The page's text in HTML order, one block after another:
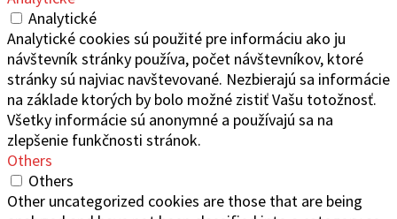
Analytické
Analytické cookies sú použité pre informáciu ako ju
návštevník stránky používa, počet návštevníkov, ktoré
stránky sú najviac navštevované. Nezbierajú sa informácie
na základe ktorých by bolo možné zistiť Vašu totožnosť.
Všetky informácie sú anonymné a používajú sa na
zlepšenie funkčnosti stránok.
Others
Others
Other uncategorized cookies are those that are being